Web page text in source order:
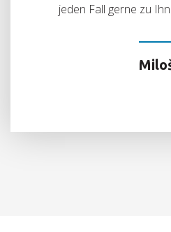
jeden Fall gerne zu